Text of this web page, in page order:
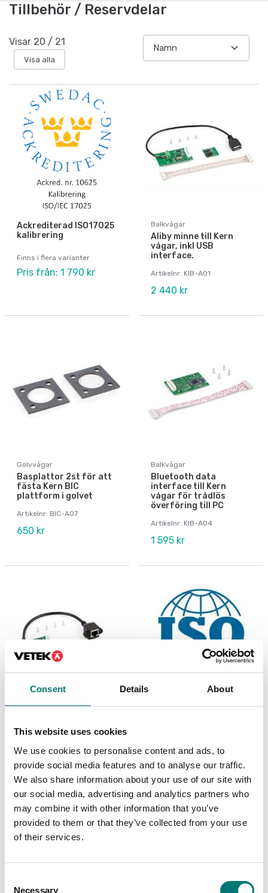
Consent Details About
This website uses cookies
We use cookies to personalise content and ads, to
provide social media features and to analyse our traffic.
We also share information about your use of our site with
our social media, advertising and analytics partners who
may combine it with other information that you’ve
provided to them or that they’ve collected from your use
of their services.
Necessary
Tillbehör / Reservdelar
Visar 20 / 21
Visa alla
Ackrediterad ISO17025
kalibrering
Finns i flera varianter
Pris från: 1 790 kr
Balkvågar
Aliby minne till Kern
vågar, inkl USB
interface.
Artikelnr: KIB-A01
2 440 kr
Golvvågar
Basplattor 2st för att
fästa Kern BIC
plattform i golvet
Artikelnr: BIC-A07
650 kr
Balkvågar
Bluetooth data
interface till Kern
vågar för trådlös
överföring till PC
Artikelnr: KIB-A04
1 595 kr
Ethernet interface till
Kern vågar
2 410 kr
Finns i flera varianter
Pris från: 3 999 kr